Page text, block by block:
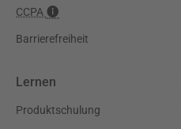
CCPA
Barrierefreiheit
Lernen
Produktschulung